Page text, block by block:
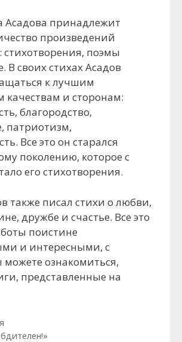
Асадова принадлежит
произведений
поэмы
В своих стихах Асадов
к лучшим
качествам и сторонам:
благородство,
патриотизм,
Все это он старался
поколению, которое с
его стихотворения.
также писал стихи о любви,
дружбе и счастье. Все это
поистине
и интересными, с
ознакомиться,
представленные на